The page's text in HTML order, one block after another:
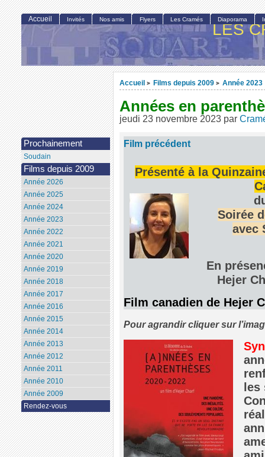
LES
Accueil > Films depuis 2009 > Année 2023
Années en
jeudi 23 novembre 2023 par
Film précédent
Présenté à la
Soirée
avec
En
Hejer
Film canadien de Hejer
Pour agrandir cliquer sur
Accueil Invités Nos amis Flyers Les Cramés Diaporama
Prochainement
Soudain
Films depuis 2009
Année 2026
Année 2025
Année 2024
Année 2023
Année 2022
Année 2021
Année 2020
Année 2019
Année 2018
Année 2017
Année 2016
Année 2015
Année 2014
Année 2013
Année 2012
Année 2011
Année 2010
Année 2009
Rendez-vous